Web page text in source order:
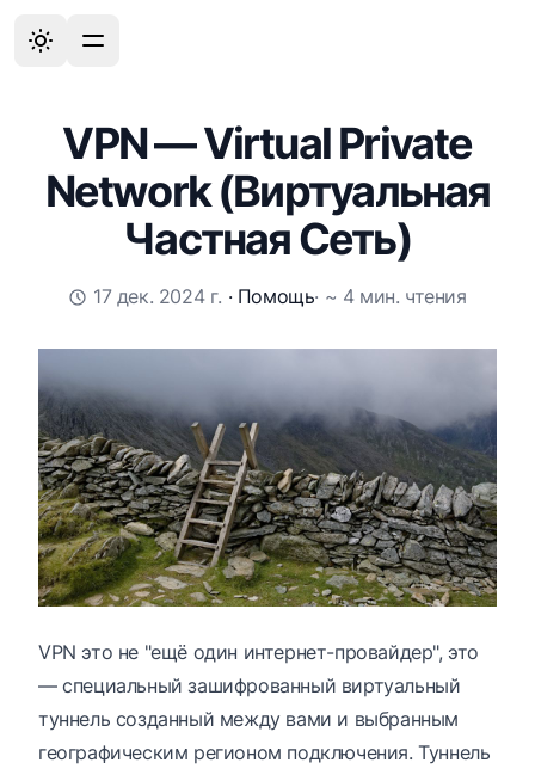
VPN — Virtual Private
Network (Виртуальная
Частная Сеть)
17 дек. 2024 г. · Помощь· ~ 4 мин. чтения
VPN это не "ещё один интернет-провайдер", это
— специальный зашифрованный виртуальный
туннель созданный между вами и выбранным
географическим регионом подключения. Туннель